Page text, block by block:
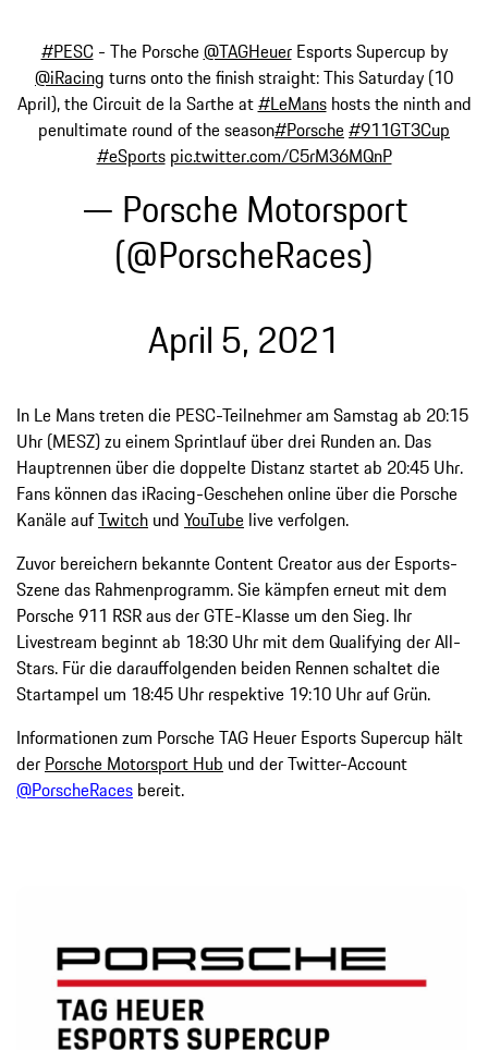
#PESC- The Porsche@TAGHeuerEsports Supercup by
@iRacing turns onto the finish straight: This Saturday (10
April), the Circuit de la Sarthe at#LeManshosts the ninth and
penultimate round of the season#Porsche#911GT3Cup
#eSports pic.twitter.com/C5rM36MQnP
— Porsche Motorsport
(@PorscheRaces)
April 5, 2021
In Le Mans treten die PESC-Teilnehmer am Samstag ab 20:15
Uhr (MESZ) zu einem Sprintlauf über drei Runden an. Das
Hauptrennen über die doppelte Distanz startet ab 20:45 Uhr.
Fans können das iRacing-Geschehen online über die Porsche
Kanäle aufTwitch und YouTube live verfolgen.
Zuvor bereichern bekannte Content Creator aus der Esports-
Szene das Rahmenprogramm. Sie kämpfen erneut mit dem
Porsche 911 RSR aus der GTE-Klasse um den Sieg. Ihr
Livestream beginnt ab 18:30 Uhr mit dem Qualifying der All-
Stars. Für die darauffolgenden beiden Rennen schaltet die
Startampel um 18:45 Uhr respektive 19:10 Uhr auf Grün.
Informationen zum Porsche TAG Heuer Esports Supercup hält
der Porsche Motorsport Hub und der Twitter-Account
@PorscheRaces bereit.